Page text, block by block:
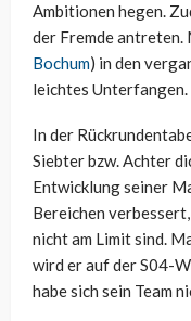
Ambitionen hegen.
der Fremde antreten.
Bochum) in den
leichtes Unterfangen.
In der
Siebter bzw. Achter
Entwicklung seiner
Bereichen
nicht am Limit sind.
wird er auf der S04-
habe sich sein Team